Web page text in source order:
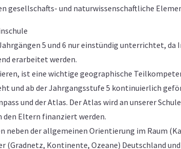
gesellschafts- und naturwissenschaftliche
5 und 6 nur einstündig unterrichtet, da
erarbeitet werden.
ist eine wichtige geographische
und ab der Jahrgangsstufe 5 kontinuierlich
und der Atlas. Der Atlas wird an unserer
den Eltern finanziert werden.
neben der allgemeinen Orientierung im Raum
(Gradnetz, Kontinente, Ozeane) Deutschland